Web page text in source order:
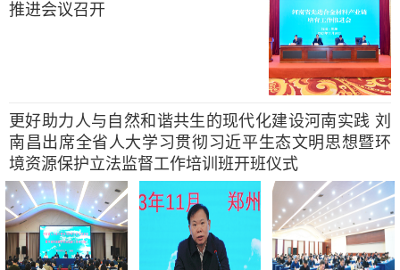
推进会议召开
更好助力人与自然和谐共生的现代化建设河南实践 刘
南昌出席全省人大学习贯彻习近平生态文明思想暨环
境资源保护立法监督工作培训班开班仪式